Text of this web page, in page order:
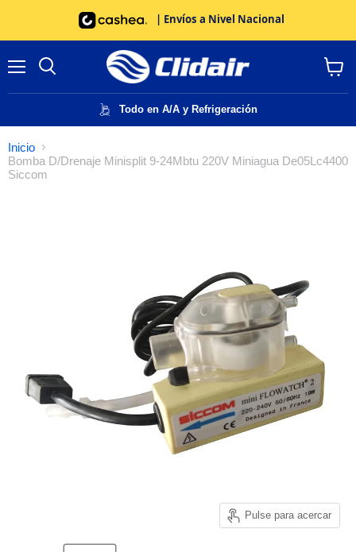
| Envíos a Nivel Nacional
Todo en A/A y Refrigeración
carrito
Inicio
Bomba D/Drenaje Minisplit 9-24Mbtu 220V Miniagua De05Lc4400
Siccom
Pulse para acercar